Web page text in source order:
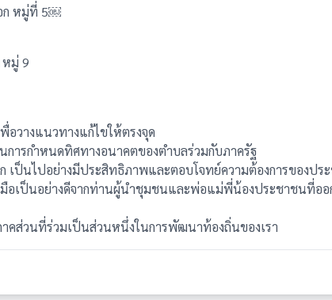
ก หมู่ที่ 5￼
หมู่ 9
วางแนวทางแก้ไขให้ตรงจุด
ารกำหนดทิศทางอนาคตของตำบลร่วมกับภาครัฐ
เป็นไปอย่างมีประสิทธิภาพและตอบโจทย์ความต้องการของปร
มือเป็นอย่างดีจากท่านผู้นำชุมชนและพ่อแม่พี่น้องประชาชนที่อ
ส่วนที่ร่วมเป็นส่วนหนึ่งในการพัฒนาท้องถิ่นของเรา